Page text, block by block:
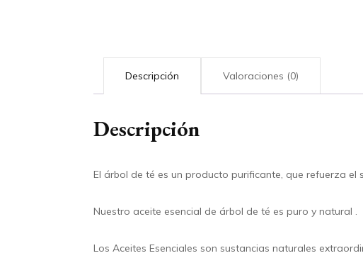
Descripción Valoraciones (0)
Descripción
El árbol de té es un producto purificante, que refuerza el
Nuestro aceite esencial de árbol de té es puro y natural .
Los Aceites Esenciales son sustancias naturales